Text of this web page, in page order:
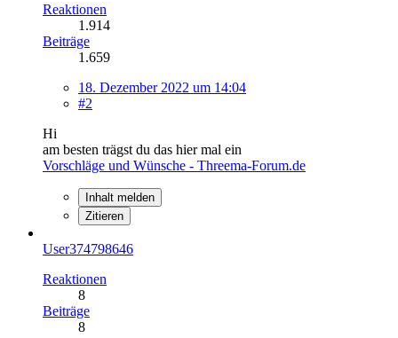
Reaktionen
1.914
Beiträge
1.659
18. Dezember 2022 um 14:04
#2
Hi
am besten trägst du das hier mal ein
Vorschläge und Wünsche - Threema-Forum.de
Inhalt melden
Zitieren
User374798646
Reaktionen
8
Beiträge
8